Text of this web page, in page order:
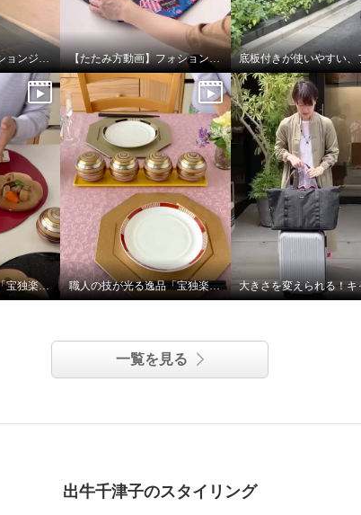
軽量で大容量、フォションジャガード織のリュック 【たたみ方動画】フォション底板付きポケッタブルマイバッグ
職人の技が光る逸品「宝独楽」の蓋付き椀 職人の技が光る逸品「宝独楽」のてまり蓋付き小鉢
一覧を見る
出牛千津子のスタイリング